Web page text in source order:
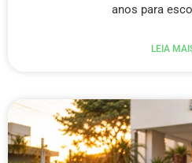
anos para
LEIA